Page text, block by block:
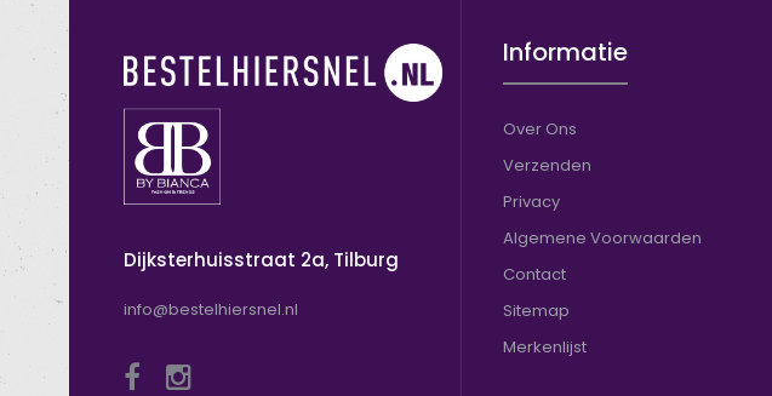
Dijksterhuisstraat 2a, Tilburg
info@bestelhiersnel.nl
Informatie
Over Ons
Verzenden
Privacy
Algemene Voorwaarden
Contact
Sitemap
Merkenlijst